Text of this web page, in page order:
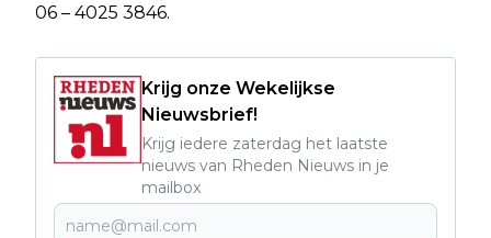
06 – 4025 3846.
Krijg onze Wekelijkse
Nieuwsbrief!
Krijg iedere zaterdag het laatste
nieuws van Rheden Nieuws in je
mailbox